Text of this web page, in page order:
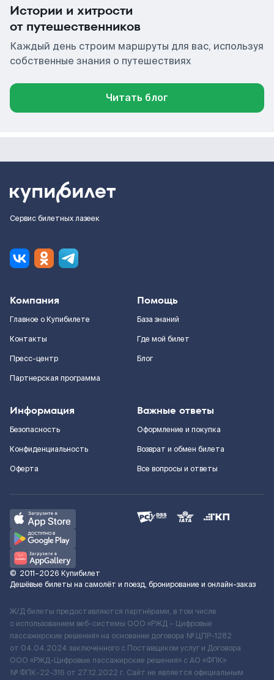
Истории и хитрости
от путешественников
Каждый день строим маршруты для вас, используя
собственные знания о путешествиях
Читать блог
Сервис билетных лазеек
Компания
Главное о Купибилете
Контакты
Пресс-центр
Партнерская программа
Помощь
База знаний
Где мой билет
Блог
Информация
Безопасность
Конфиденциальность
Оферта
Важные ответы
Оформление и покупка
Возврат и обмен билета
Все вопросы и ответы
© 2011–2026 Купибилет
Дешёвые билеты на самолёт и поезд, бронирование и онлайн-заказ
Ж/Д билеты предоставляются партнёрами, в том числе
с использованием веб-системы ООО «РЖД – Цифровые
пассажирские решения» на основании договора № ЦПР-1282
от 04.04.2024 заключенного с Поставщиком услуг и Договора
ООО «РЖД-Цифровые пассажирские решения» c АО «ФПК»
№ ФПК-22-316 от 27.12.2022 г. Сайт не является официальным